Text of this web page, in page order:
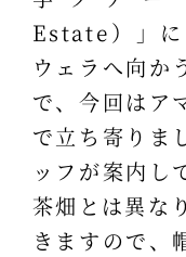
Estate）」に
ウェラへ向か
で、今回はア
で立ち寄りま
ッフが案内し
茶畑とは異な
きますので、